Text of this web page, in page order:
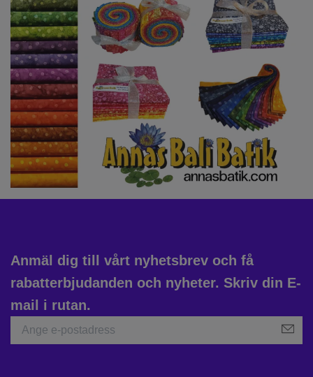
Anmäl dig till vårt nyhetsbrev och få
rabatterbjudanden och nyheter. Skriv din E-
mail i rutan.